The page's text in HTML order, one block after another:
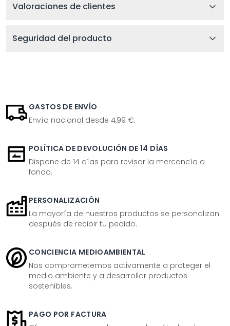
Valoraciones de clientes
Seguridad del producto
GASTOS DE ENVÍO
Envío nacional desde 4,99 €.
POLÍTICA DE DEVOLUCIÓN DE 14 DÍAS
Dispone de 14 días para revisar la mercancía a
fondo.
PERSONALIZACIÓN
La mayoría de nuestros productos se personalizan
después de recibir tu pedido.
CONCIENCIA MEDIOAMBIENTAL
Nos comprometemos activamente a proteger el
medio ambiente y a desarrollar productos
sostenibles.
PAGO POR FACTURA